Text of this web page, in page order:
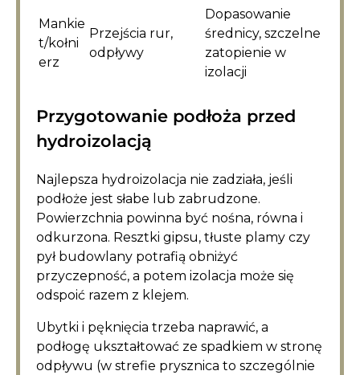
Mankie
t/kołni
erz
Przejścia rur,
odpływy
Dopasowanie
średnicy, szczelne
zatopienie w
izolacji
Przygotowanie podłoża przed
hydroizolacją
Najlepsza hydroizolacja nie zadziała, jeśli
podłoże jest słabe lub zabrudzone.
Powierzchnia powinna być nośna, równa i
odkurzona. Resztki gipsu, tłuste plamy czy
pył budowlany potrafią obniżyć
przyczepność, a potem izolacja może się
odspoić razem z klejem.
Ubytki i pęknięcia trzeba naprawić, a
podłogę ukształtować ze spadkiem w stronę
odpływu (w strefie prysznica to szczególnie